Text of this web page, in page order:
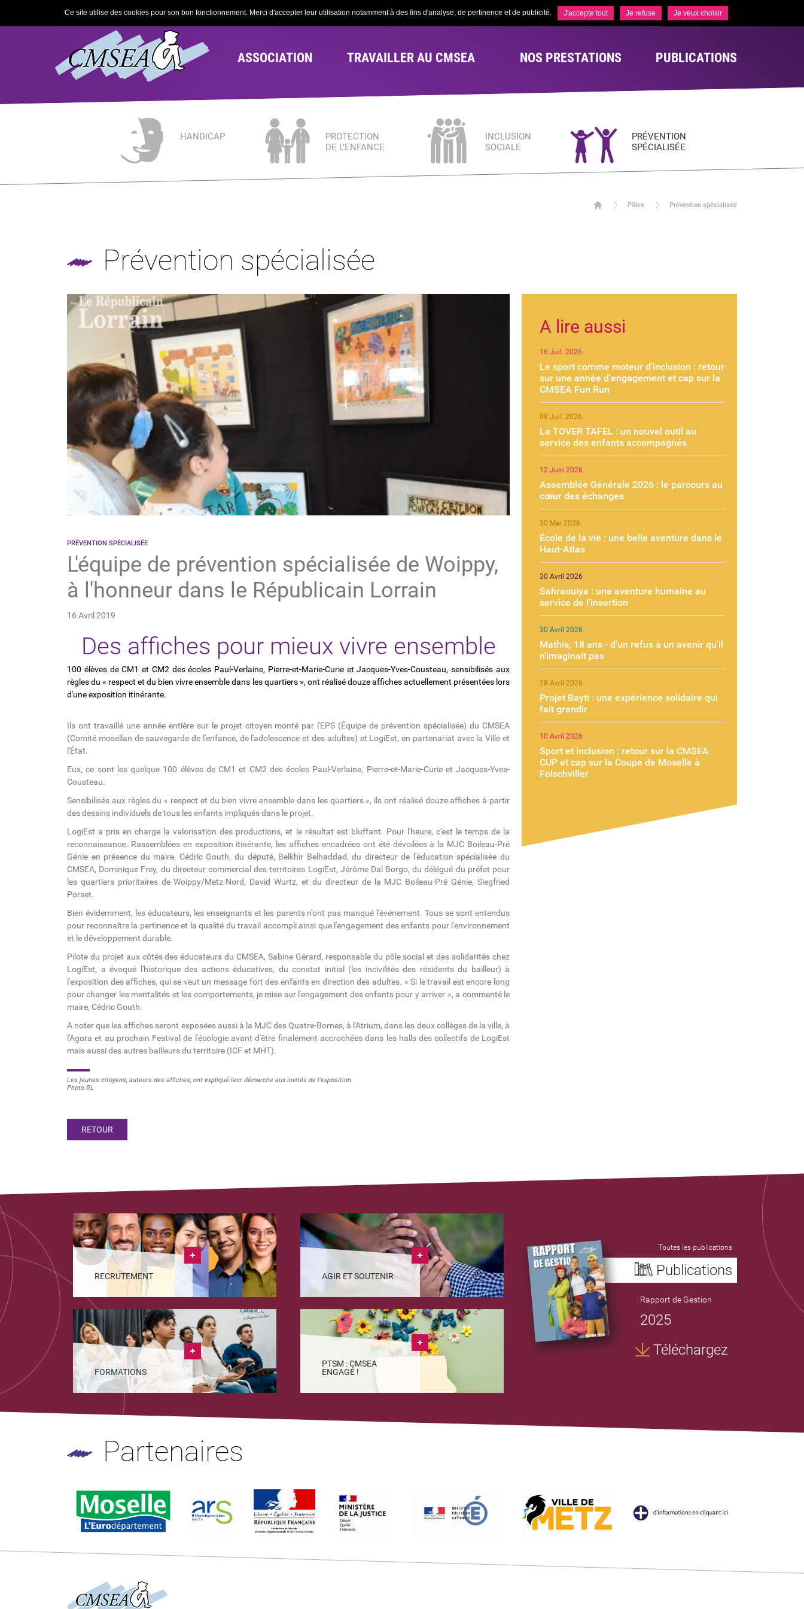
ASSOCIATION TRAVAILLER AU CMSEA NOS PRESTATIONS PUBLICATIONS
HANDICAP
PROTECTION
DE L’ENFANCE
INCLUSION
SOCIALE
PRÉVENTION
SPÉCIALISÉE
Pôles Prévention spécialisée
Prévention spécialisée
PRÉVENTION SPÉCIALISÉE
L'équipe de prévention spécialisée de Woippy,
à l'honneur dans le Républicain Lorrain
16 Avril 2019
Des affiches pour mieux vivre ensemble
100 élèves de CM1 et CM2 des écoles Paul-Verlaine, Pierre-et-Marie-Curie et Jacques-Yves-Cousteau, sensibilisés aux
règles du « respect et du bien vivre ensemble dans les quartiers », ont réalisé douze affiches actuellement présentées lors
d'une exposition itinérante.
Ils ont travaillé une année entière sur le projet citoyen monté par l'EPS (Équipe de prévention spécialisée) du CMSEA
(Comité mosellan de sauvegarde de l'enfance, de l'adolescence et des adultes) et LogiEst, en partenariat avec la Ville et
l'État.
Eux, ce sont les quelque 100 élèves de CM1 et CM2 des écoles Paul-Verlaine, Pierre-et-Marie-Curie et Jacques-Yves-
Cousteau.
Sensibilisés aux règles du « respect et du bien vivre ensemble dans les quartiers », ils ont réalisé douze affiches à partir
des dessins individuels de tous les enfants impliqués dans le projet.
LogiEst a pris en charge la valorisation des productions, et le résultat est bluffant. Pour l'heure, c'est le temps de la
reconnaissance. Rassemblées en exposition itinérante, les affiches encadrées ont été dévoilées à la MJC Boileau-Pré
Génie en présence du maire, Cédric Gouth, du député, Belkhir Belhaddad, du directeur de l'éducation spécialisée du
CMSEA, Dominique Frey, du directeur commercial des territoires LogiEst, Jérôme Dal Borgo, du délégué du préfet pour
les quartiers prioritaires de Woippy/Metz-Nord, David Wurtz, et du directeur de la MJC Boileau-Pré Génie, Siegfried
Porset.
Bien évidemment, les éducateurs, les enseignants et les parents n'ont pas manqué l'événement. Tous se sont entendus
pour reconnaître la pertinence et la qualité du travail accompli ainsi que l'engagement des enfants pour l'environnement
et le développement durable.
Pilote du projet aux côtés des éducateurs du CMSEA, Sabine Gérard, responsable du pôle social et des solidarités chez
LogiEst, a évoqué l'historique des actions éducatives, du constat initial (les incivilités des résidents du bailleur) à
l'exposition des affiches, qui se veut un message fort des enfants en direction des adultes. « Si le travail est encore long
pour changer les mentalités et les comportements, je mise sur l'engagement des enfants pour y arriver », a commenté le
maire, Cédric Gouth.
A noter que les affiches seront exposées aussi à la MJC des Quatre-Bornes, à l'Atrium, dans les deux collèges de la ville, à
l'Agora et au prochain Festival de l'écologie avant d'être finalement accrochées dans les halls des collectifs de LogiEst
mais aussi des autres bailleurs du territoire (ICF et MHT).
Les jeunes citoyens, auteurs des affiches, ont expliqué leur démarche aux invités de l'exposition.
Photo RL
RETOUR
A lire aussi
16 Juil. 2026
Le sport comme moteur d'inclusion : retour
sur une année d'engagement et cap sur la
CMSEA Fun Run
08 Juil. 2026
La TOVER TAFEL : un nouvel outil au
service des enfants accompagnés
12 Juin 2026
Assemblée Générale 2026 : le parcours au
cœur des échanges
30 Mai 2026
École de la vie : une belle aventure dans le
Haut-Atlas
30 Avril 2026
Sahraouiya : une aventure humaine au
service de l’insertion
30 Avril 2026
Mathis, 18 ans - d'un refus à un avenir qu'il
n'imaginait pas
28 Avril 2026
Projet Bayti : une expérience solidaire qui
fait grandir
10 Avril 2026
Sport et inclusion : retour sur la CMSEA
CUP et cap sur la Coupe de Moselle à
Folschviller
RECRUTEMENT
FORMATIONS
AGIR ET SOUTENIR
PTSM : CMSEA
ENGAGÉ !
Toutes les publications
Publications
Rapport de Gestion
2025
Téléchargez
Partenaires
Ce site utilise des cookies pour son bon fonctionnement. Merci d'accepter leur utilisation notamment à des fins d'analyse, de pertinence et de publicité. J'accepte tout Je refuse Je veux choisir